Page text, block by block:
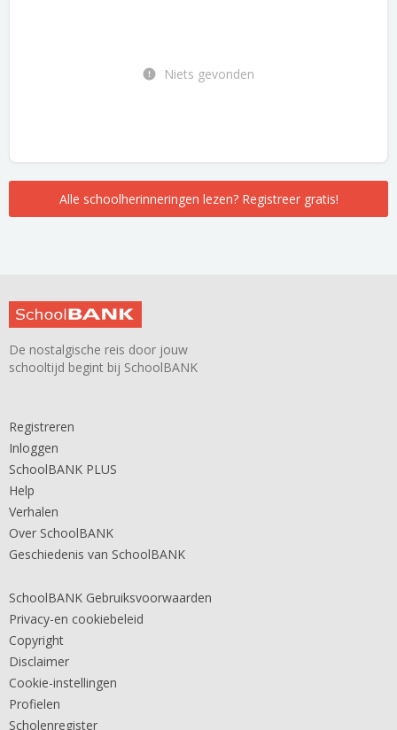
Niets gevonden
Alle schoolherinneringen lezen? Registreer gratis!
De nostalgische reis door jouw
schooltijd begint bij SchoolBANK
Registreren
Inloggen
SchoolBANK PLUS
Help
Verhalen
Over SchoolBANK
Geschiedenis van SchoolBANK
SchoolBANK Gebruiksvoorwaarden
Privacy-en cookiebeleid
Copyright
Disclaimer
Cookie-instellingen
Profielen
Scholenregister